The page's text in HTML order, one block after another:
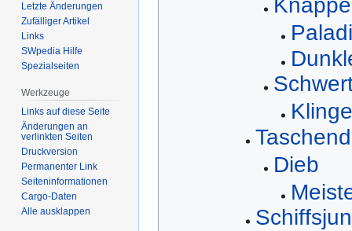
Knappe
Dieb
Letzte Änderungen
Zufälliger Artikel
Links
SWpedia Hilfe
Spezialseiten
Werkzeuge
Links auf diese Seite
Änderungen an
verlinkten Seiten
Druckversion
Permanenter Link
Seiten­­informationen
Cargo-Daten
Alle ausklappen